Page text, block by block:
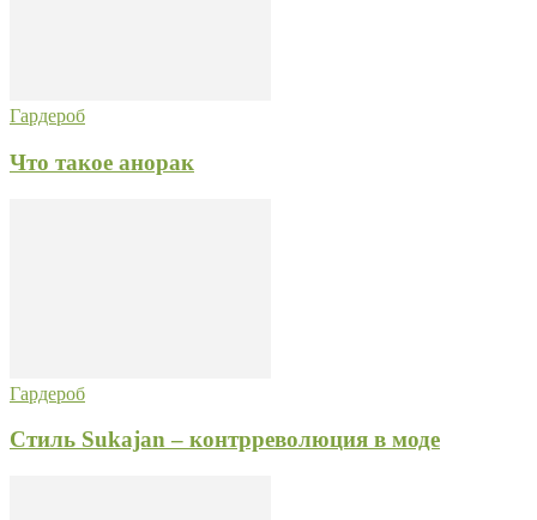
Гардероб
Что такое анорак
Гардероб
Стиль Sukajan – контрреволюция в моде